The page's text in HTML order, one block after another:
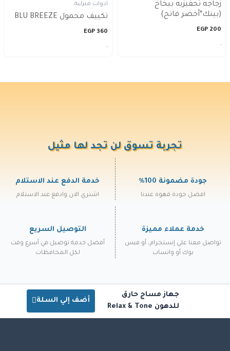
زجاجه تحفيزيه ببخاخ
(بينك*أخضر فاتح)
200
EGP
ادوات منزلية
تكييف محمول BLU BREEZE
360
EGP
تجربة تسوق لن تجد لها مثيل
جودة مضمونة 100%
افضل جودة قهوة عندنا
خدمة الدفع عند الاستلام
اشتري الان وادفع عند الاستلام
خدمة عملاء مميزة
تواصل معنا علي إنستجرام، أو فيس
بوك أو واتساب
التوصيل السريع
أفضل خدمة توصيل في أسرع وقت
لكل المحافظات
جهاز مساج حارق
للدهون Relax & Tone
أضف إلي السلة